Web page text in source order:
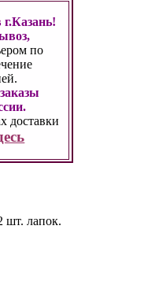
по
доставки
шт. лапок.